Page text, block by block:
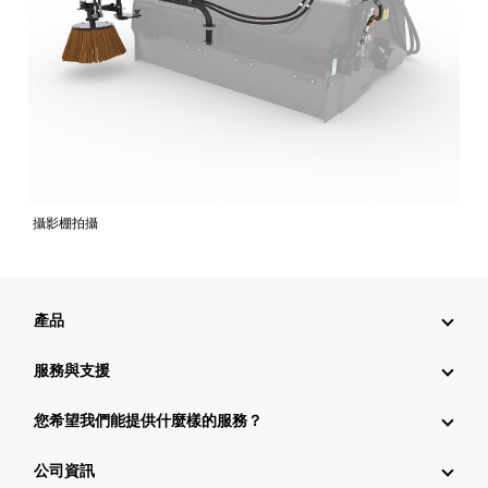
攝影棚拍攝
產品
服務與支援
您希望我們能提供什麼樣的服務？
公司資訊